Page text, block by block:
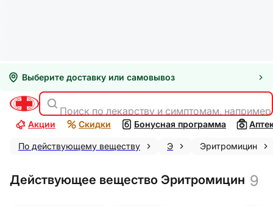
Выберите доставку или самовывоз
Поиск по лекарству и симптомам,
Акции Скидки Бонусная программа
По действующему веществу Э Эритромицин
Действующее вещество Эритромицин 9